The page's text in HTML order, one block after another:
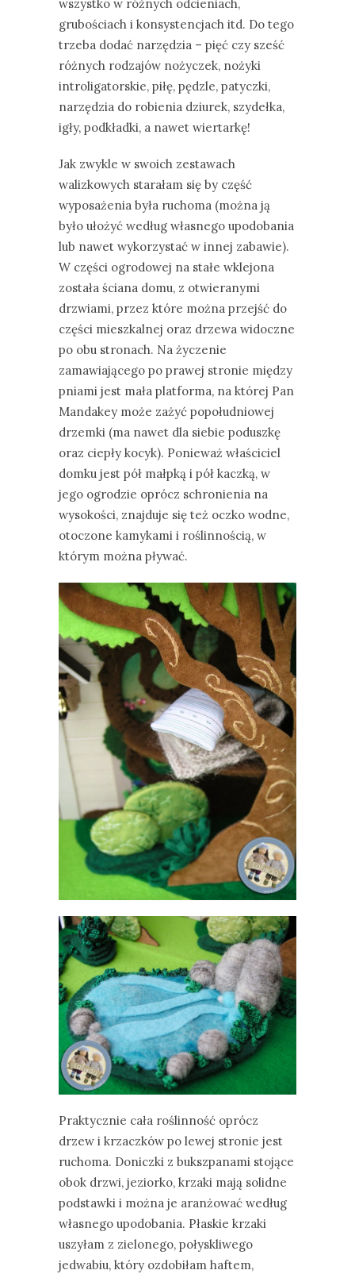
wszystko w różnych odcieniach,
grubościach i konsystencjach itd. Do tego
trzeba dodać narzędzia – pięć czy sześć
różnych rodzajów nożyczek, nożyki
introligatorskie, piłę, pędzle, patyczki,
narzędzia do robienia dziurek, szydełka,
igły, podkładki, a nawet wiertarkę!
Jak zwykle w swoich zestawach
walizkowych starałam się by część
wyposażenia była ruchoma (można ją
było ułożyć według własnego upodobania
lub nawet wykorzystać w innej zabawie).
W części ogrodowej na stałe wklejona
została ściana domu, z otwieranymi
drzwiami, przez które można przejść do
części mieszkalnej oraz drzewa widoczne
po obu stronach. Na życzenie
zamawiającego po prawej stronie między
pniami jest mała platforma, na której Pan
Mandakey może zażyć popołudniowej
drzemki (ma nawet dla siebie poduszkę
oraz ciepły kocyk). Ponieważ właściciel
domku jest pół małpką i pół kaczką, w
jego ogrodzie oprócz schronienia na
wysokości, znajduje się też oczko wodne,
otoczone kamykami i roślinnością, w
którym można pływać.
Praktycznie cała roślinność oprócz
drzew i krzaczków po lewej stronie jest
ruchoma. Doniczki z bukszpanami stojące
obok drzwi, jeziorko, krzaki mają solidne
podstawki i można je aranżować według
własnego upodobania. Płaskie krzaki
uszyłam z zielonego, połyskliwego
jedwabiu, który ozdobiłam haftem,